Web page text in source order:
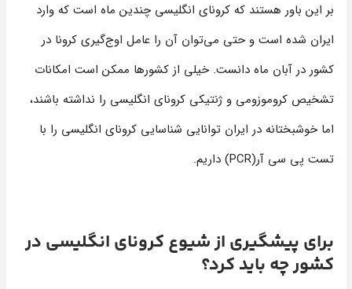
بر این باور هستند که کرونای انگلیسی چندین ماه است که وارد
ایران شده است و حتی می‌توان آن را عامل اوج‌گیری کرونا در
کشور در آبان ماه دانست. خیلی از کشور‌ها ممکن است امکانات
تشخیص کروموزومی و ژنتیکی کرونای انگلیسی را نداشته باشند،
اما خوشبختانه در ایران توانایی شناسایی کرونای انگلیسی را با
تست پی سی آر(PCR) داریم.
برای پیشگیری از شیوع کرونای انگلیسی در
کشور چه باید کرد؟